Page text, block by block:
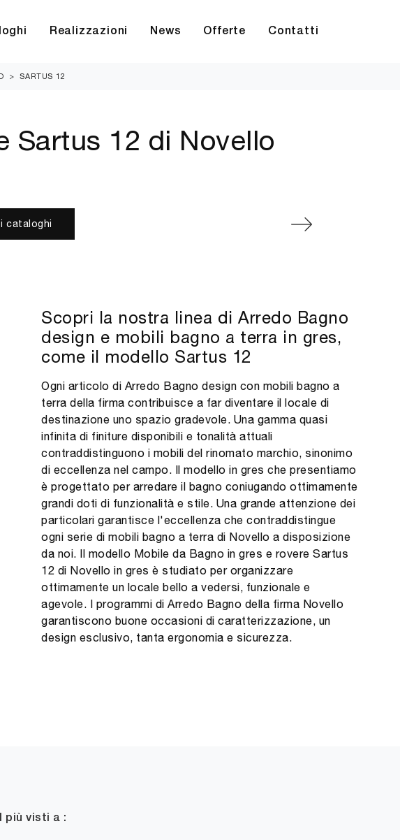
Realizzazioni News Offerte Contatti
> SARTUS 12
Sartus 12 di Novello
cataloghi
Scopri la nostra linea di Arredo Bagno
design e mobili bagno a terra in gres,
come il modello Sartus 12
Ogni articolo di Arredo Bagno design con mobili bagno a
terra della firma contribuisce a far diventare il locale di
destinazione uno spazio gradevole. Una gamma quasi
infinita di finiture disponibili e tonalità attuali
contraddistinguono i mobili del rinomato marchio, sinonimo
di eccellenza nel campo. Il modello in gres che presentiamo
è progettato per arredare il bagno coniugando ottimamente
grandi doti di funzionalità e stile. Una grande attenzione dei
particolari garantisce l'eccellenza che contraddistingue
ogni serie di mobili bagno a terra di Novello a disposizione
da noi. Il modello Mobile da Bagno in gres e rovere Sartus
12 di Novello in gres è studiato per organizzare
ottimamente un locale bello a vedersi, funzionale e
agevole. I programmi di Arredo Bagno della firma Novello
garantiscono buone occasioni di caratterizzazione, un
design esclusivo, tanta ergonomia e sicurezza.
I più visti a :